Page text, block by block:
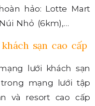
hảo: Lotte Mart
Nhỏ (6km),…
sạn cao cấp
lưới khách sạn
mạng lưới tập
và resort cao cấp